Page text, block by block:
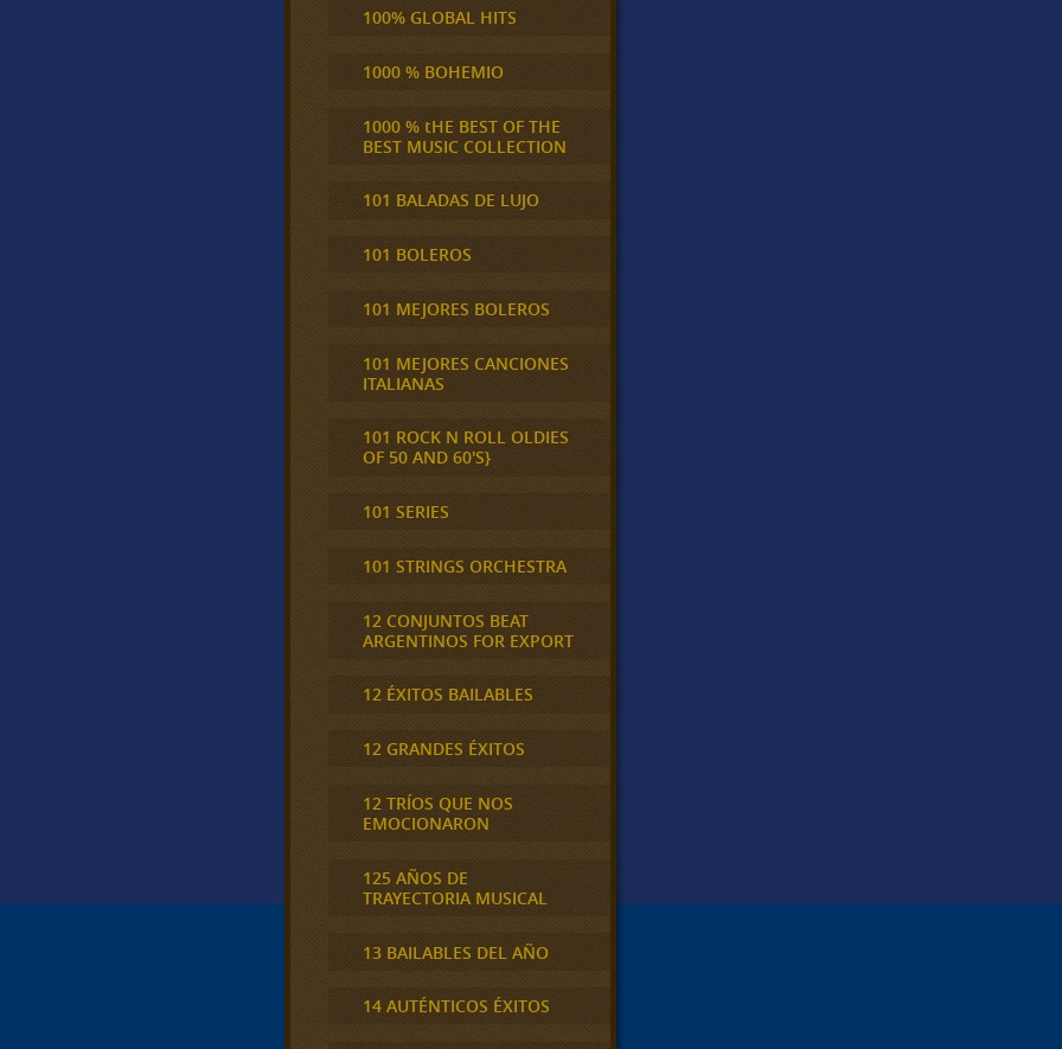
100% GLOBAL HITS
1000 % BOHEMIO
1000 % tHE BEST OF THE
BEST MUSIC COLLECTION
101 BALADAS DE LUJO
101 BOLEROS
101 MEJORES BOLEROS
101 MEJORES CANCIONES
ITALIANAS
101 ROCK N ROLL OLDIES
OF 50 AND 60'S}
101 SERIES
101 STRINGS ORCHESTRA
12 CONJUNTOS BEAT
ARGENTINOS FOR EXPORT
12 ÉXITOS BAILABLES
12 GRANDES ÉXITOS
12 TRÍOS QUE NOS
EMOCIONARON
125 AÑOS DE
TRAYECTORIA MUSICAL
13 BAILABLES DEL AÑO
14 AUTÉNTICOS ÉXITOS